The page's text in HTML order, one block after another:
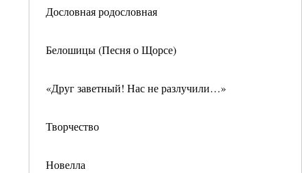
Дословная родословная
Белошицы (Песня о Щорсе)
«Друг заветный! Нас не разлучили…»
Творчество
Новелла